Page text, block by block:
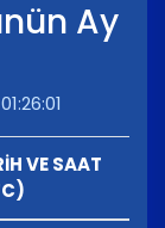
Ay
VE SAAT